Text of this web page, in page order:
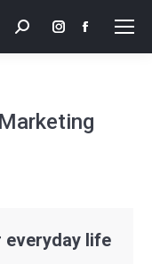
Search:Instagram
new
Facebook
new
Marketing
everyday life